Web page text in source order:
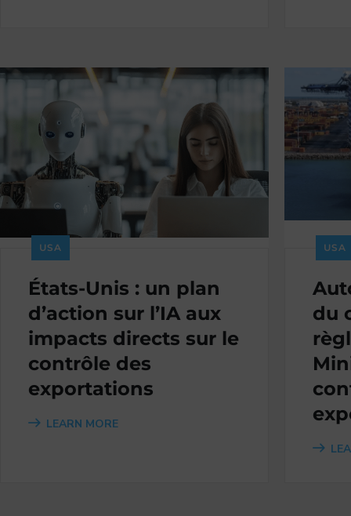
USA
États-Unis : un plan
d’action sur l’IA aux
impacts directs sur le
contrôle des
exportations
LEARN MORE
USA
du